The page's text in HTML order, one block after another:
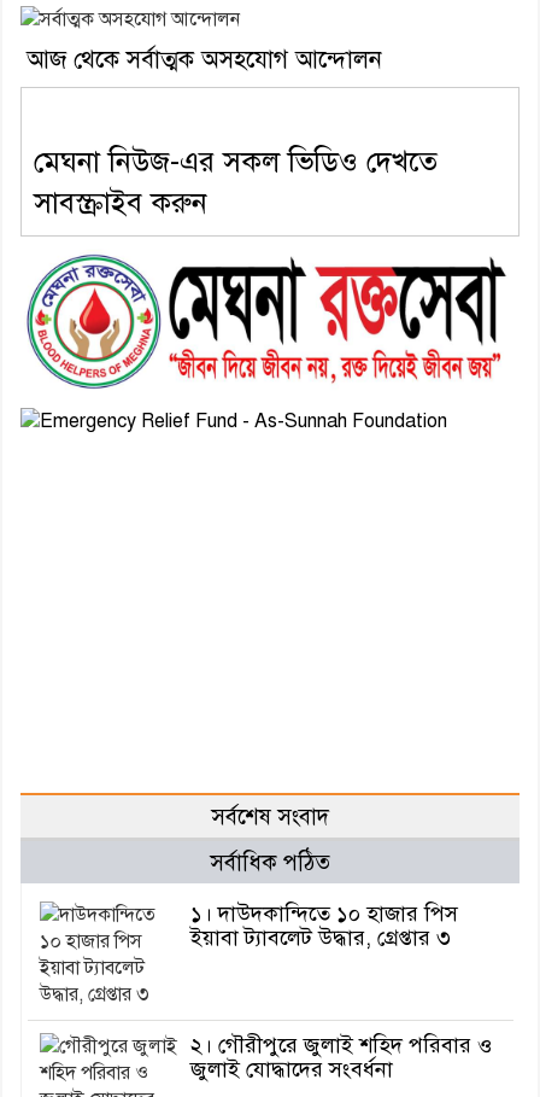
আজ থেকে সর্বাত্মক অসহযোগ আন্দোলন
মেঘনা নিউজ-এর সকল ভিডিও দেখতে
সাবস্ক্রাইব করুন
সর্বশেষ সংবাদ
সর্বাধিক পঠিত
১। দাউদকান্দিতে ১০ হাজার পিস
ইয়াবা ট্যাবলেট উদ্ধার, গ্রেপ্তার ৩
২। গৌরীপুরে জুলাই শহিদ পরিবার ও
জুলাই যোদ্ধাদের সংবর্ধনা